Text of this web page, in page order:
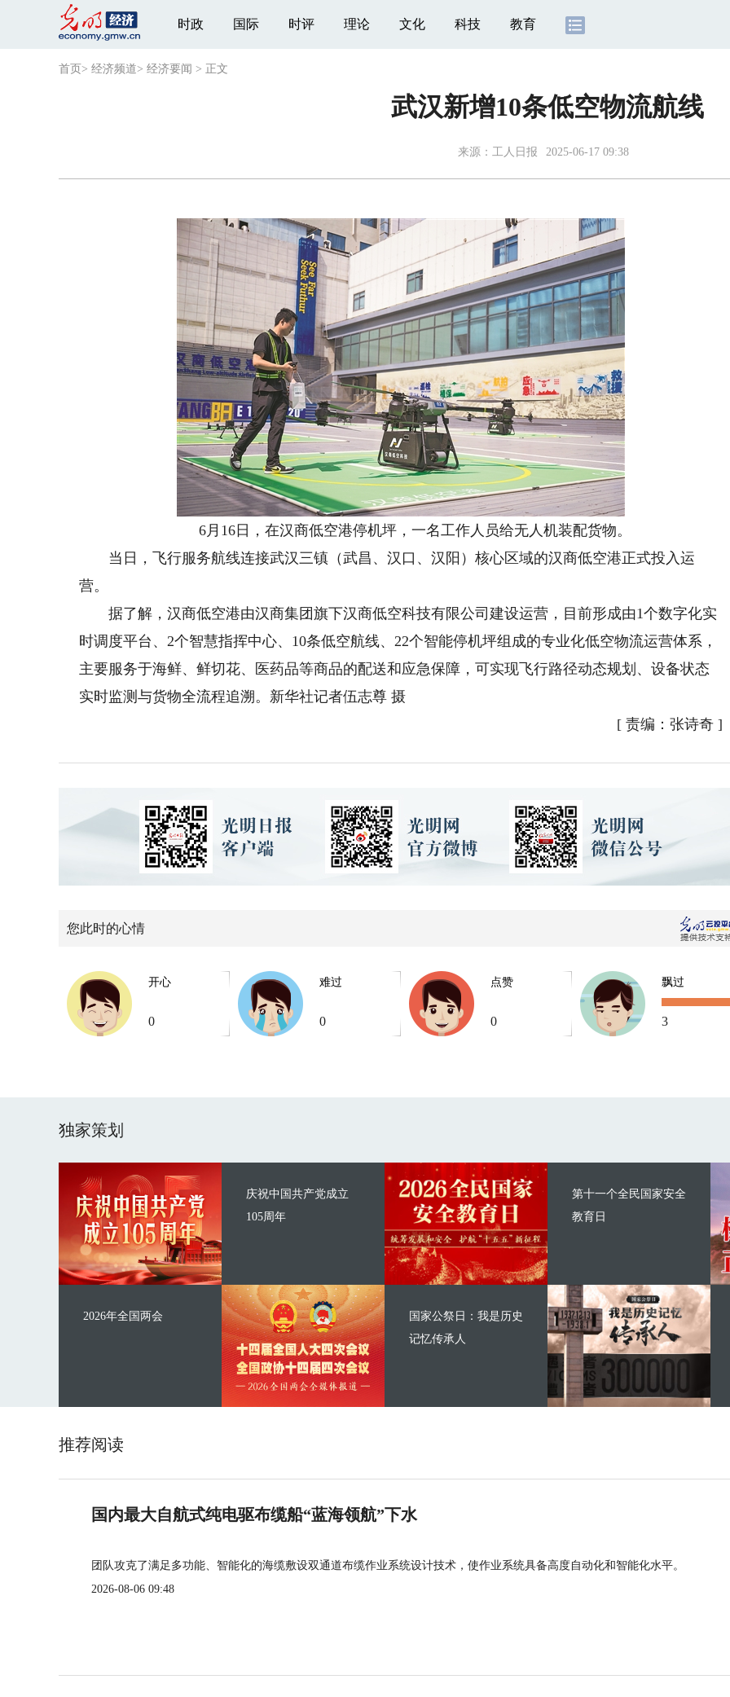
时政 国际 时评 理论 文化 科技 教育
首页 > 经济频道> 经济要闻 > 正文
武汉新增10条低空物流航线
来源： 工人日报 2025-06-17 09:38
6月16日，在汉商低空港停机坪，一名工作人员给无人机装配货物。
当日，飞行服务航线连接武汉三镇（武昌、汉口、汉阳）核心区域的汉商低空港正式投入运
营。
据了解，汉商低空港由汉商集团旗下汉商低空科技有限公司建设运营，目前形成由1个数字化实
时调度平台、2个智慧指挥中心、10条低空航线、22个智能停机坪组成的专业化低空物流运营体系，
主要服务于海鲜、鲜切花、医药品等商品的配送和应急保障，可实现飞行路径动态规划、设备状态
实时监测与货物全流程追溯。新华社记者伍志尊 摄
[ 责编：张诗奇]
您此时的心情
开心
0
难过
0
点赞
0
飘过
3
独家策划
庆祝中国共产党成立
105周年
2026年全国两会
第十一个全民国家安全
教育日
国家公祭日：我是历史
记忆传承人
推荐阅读
国内最大自航式纯电驱布缆船“蓝海领航”下水
团队攻克了满足多功能、智能化的海缆敷设双通道布缆作业系统设计技术，使作业系统具备高度自动化和智能化水平。
2026-08-06 09:48